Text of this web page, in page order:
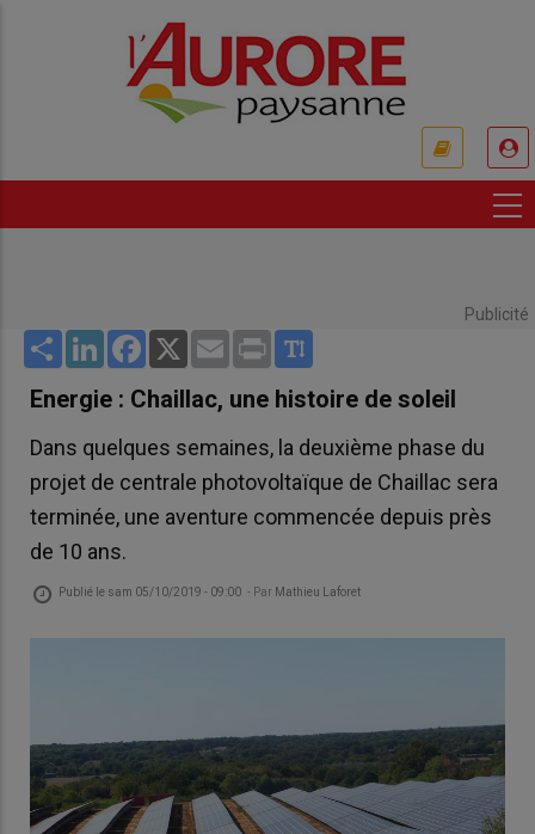
Publicité
Share LinkedInFacebook
X Email Print
Energie : Chaillac, une histoire de soleil
Dans quelques semaines, la deuxième phase du
projet de centrale photovoltaïque de Chaillac sera
terminée, une aventure commencée depuis près
de 10 ans.
Publié le sam 05/10/2019 - 09:00 - Par Mathieu Laforet